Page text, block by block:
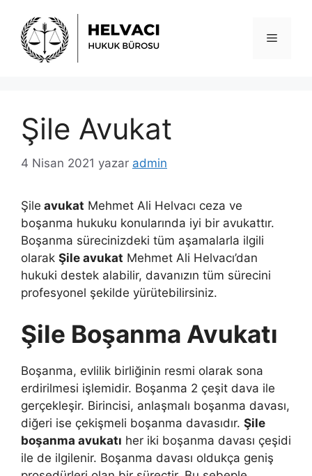
Menü
Şile Avukat
4 Nisan 2021 yazar admin
Şile avukat Mehmet Ali Helvacı ceza ve
boşanma hukuku konularında iyi bir avukattır.
Boşanma sürecinizdeki tüm aşamalarla ilgili
olarak Şile avukat Mehmet Ali Helvacı’dan
hukuki destek alabilir, davanızın tüm sürecini
profesyonel şekilde yürütebilirsiniz.
Şile Boşanma Avukatı
Boşanma, evlilik birliğinin resmi olarak sona
erdirilmesi işlemidir. Boşanma 2 çeşit dava ile
gerçekleşir. Birincisi, anlaşmalı boşanma davası,
diğeri ise çekişmeli boşanma davasıdır. Şile
boşanma avukatı her iki boşanma davası çeşidi
ile de ilgilenir. Boşanma davası oldukça geniş